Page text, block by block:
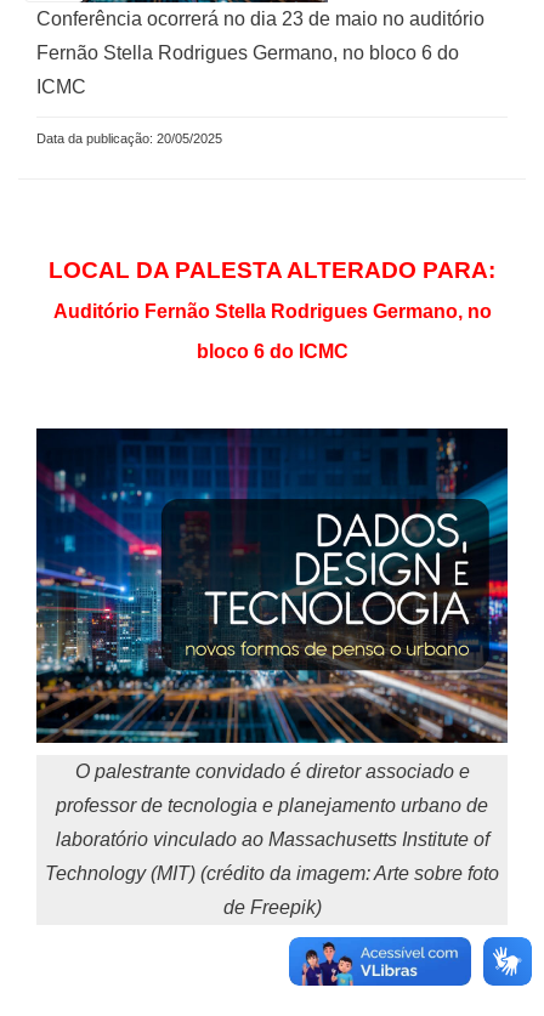
Conferência ocorrerá no dia 23 de maio no auditório
Fernão Stella Rodrigues Germano, no bloco 6 do
ICMC
Data da publicação: 20/05/2025
LOCAL DA PALESTA ALTERADO PARA:
Auditório Fernão Stella Rodrigues Germano, no
bloco 6 do ICMC
O palestrante convidado é diretor associado e
professor de tecnologia e planejamento urbano de
laboratório vinculado ao Massachusetts Institute of
Technology (MIT) (crédito da imagem: Arte sobre foto
de Freepik)